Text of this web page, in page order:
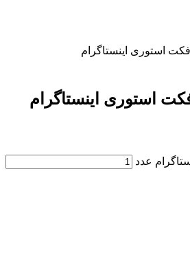
استوری اینستاگرام
استوری اینستاگرام
عدد